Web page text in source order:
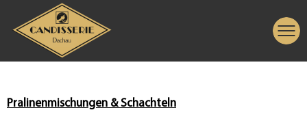
Pralinenmischungen & Schachteln